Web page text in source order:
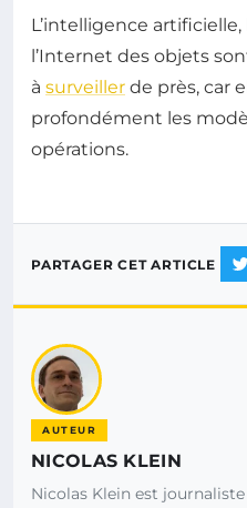
L’intelligence
l’Internet des objets
à surveiller de près, car
profondément les
opérations.
PARTAGER CET ARTICLE
AUTEUR
NICOLAS KLEIN
Nicolas Klein est